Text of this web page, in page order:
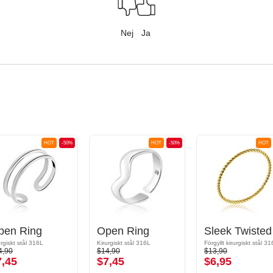
Nej Ja
-50%
HOT
Ring
stål 316L
-50%
HOT
Open Ring
Kirurgiskt stål 316L
$14,90
$7,45
HOT
Förgyllt kirurgiskt stål
$13,90
$6,95